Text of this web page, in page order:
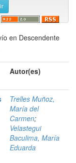
en Descendente
Autor(es)
Trelles Muñoz,
María del
Carmen;
Velastegui
Baculima, María
Eduarda